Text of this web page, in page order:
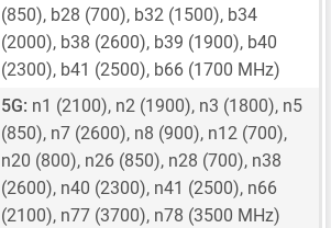
(850), b28 (700), b32 (1500), b34
(2000), b38 (2600), b39 (1900), b40
(2300), b41 (2500), b66 (1700 MHz)
5G: n1 (2100), n2 (1900), n3 (1800), n5
(850), n7 (2600), n8 (900), n12 (700),
n20 (800), n26 (850), n28 (700), n38
(2600), n40 (2300), n41 (2500), n66
(2100), n77 (3700), n78 (3500 MHz)